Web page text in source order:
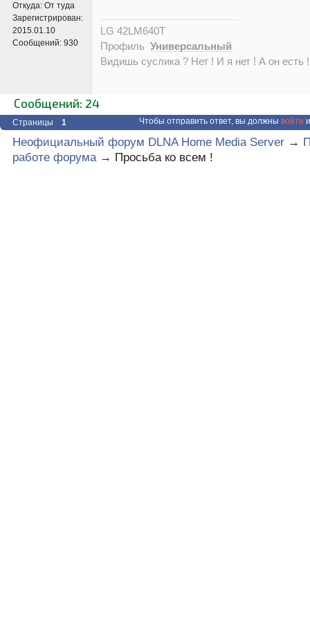
Откуда: От туда
Зарегистрирован:
2015.01.10
Сообщений: 930
LG 42LM640T
Профиль Универсальный
Видишь суслика ? Нет ! И я нет ! А он есть
Сообщений: 24
Страницы 1 Чтобы отправить ответ, вы должны войти
Неофициальный форум DLNA Home Media Server →
работе форума → Просьба ко всем !